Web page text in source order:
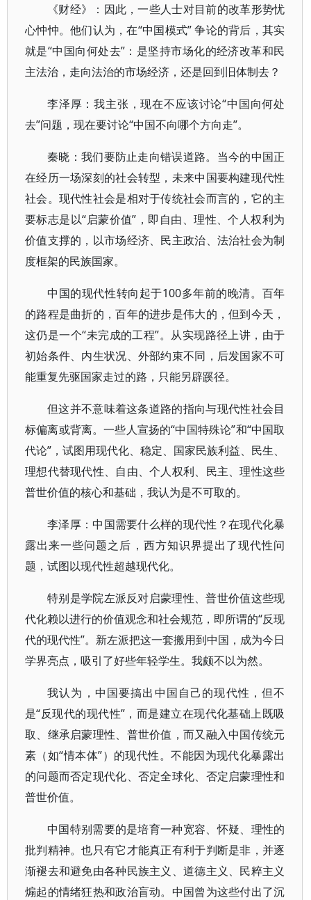
《财经》：因此，一些人士对目前的改革形势忧
心忡忡。他们认为，在“中国模式” 争论的背后，其实
就是“中国向何处去”：是坚持市场化的经济改革和民
主法治，走向法治的市场经济，还是回到旧体制去？
李泽厚：我主张，现在不应该讨论“中国向何处
去”问题，现在要讨论“中国不向哪个方向走”。
秦晓：我们要防止走向错误道路。当今的中国正
在经历一场深刻的社会转型，未来中国要构建现代性
社会。现代性社会是相对于传统社会而言的，它的主
要标志是以“启蒙价值”，即自由、理性、个人权利为
价值支撑的，以市场经济、民主政治、法治社会为制
度框架的民族国家。
中国的现代性转向起于100多年前的晚清。百年
的路程是曲折的，百年的进步是伟大的，但到今天，
这仍是一个“未完成的工程”。从实现路径上讲，由于
初始条件、内生状况、外部约束不同，后发国家不可
能重复先驱国家走过的路，只能另辟蹊径。
但这并不意味着这条道路的指向与现代性社会目
标偏离或背离。一些人宣扬的“中国特殊论”和“中国取
代论”，试图用现代化、稳定、国家民族利益、民生、
理想代替现代性、自由、个人权利、民主、理性这些
普世价值的核心和基础，我认为是不可取的。
李泽厚：中国需要什么样的现代性？在现代化暴
露出来一些问题之后，西方知识界提出了现代性问
题，试图以现代性超越现代化。
特别是学院左派反对启蒙理性、普世价值这些现
代化赖以进行的价值观念和社会规范，即所谓的“反现
代的现代性”。新左派把这一套搬用到中国，成为今日
学界亮点，吸引了好些年轻学生。我颇不以为然。
我认为，中国要搞出中国自己的现代性，但不
是“反现代的现代性”，而是建立在现代化基础上既吸
取、继承启蒙理性、普世价值，而又融入中国传统元
素（如“情本体”）的现代性。不能因为现代化暴露出
的问题而否定现代化、否定全球化、否定启蒙理性和
普世价值。
中国特别需要的是培育一种宽容、怀疑、理性的
批判精神。也只有它才能真正有利于判断是非，并逐
渐褪去和避免由各种民族主义、道德主义、民粹主义
煽起的情绪狂热和政治盲动。中国曾为这些付出了沉